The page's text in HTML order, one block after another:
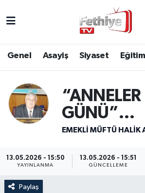
Genel Asayiş Siyaset Eğitim
“ANNELER
GÜNÜ”…
EMEKLI MÜFTÜ HALIK
13.05.2026 - 15:50
YAYINLANMA
13.05.2026 - 15:51
GÜNCELLEME
Paylaş
Asayiş
Eğitim
Kültür
Magazin
Muğla Hava Durumu
Muğla Namaz Vakitleri
Muğla Trafik Yoğunluk Haritası
Tüm Manşetler
Son Dakika Haberleri